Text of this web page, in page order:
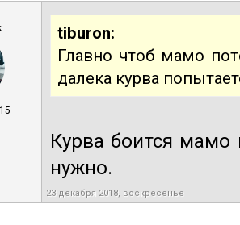
tiburon:
Главно чтоб мамо
далека курва
Курва боится
нужно.
23 декабря 2018, воскресенье